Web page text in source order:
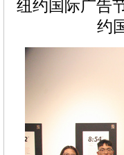
纽约国际广告
约